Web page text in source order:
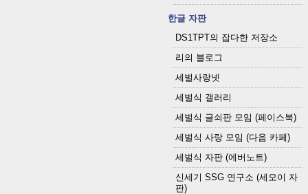
한글 자판
DS1TPT의 잡다한 저장소
리의 블로그
세벌사랑넷
세벌식 갤러리
세벌식 글쇠판 모임 (페이스북)
세벌식 사랑 모임 (다음 카페)
세벌식 자판 (에버노트)
신세기 SSG 연구소 (세모이 자
판)